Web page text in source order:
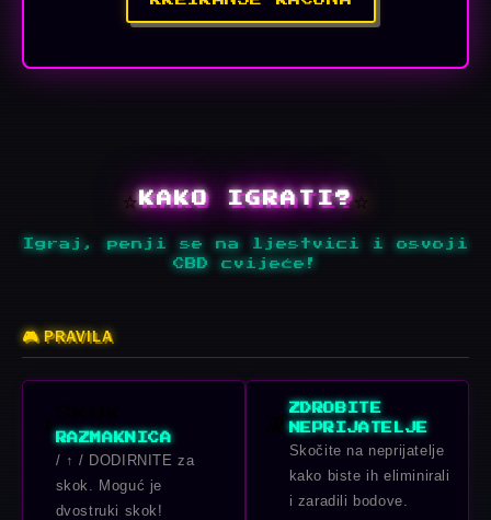
⭐KAKO IGRATI?⭐
Igraj, penji se na ljestvici i osvoji
CBD cvijeće!
🎮 PRAVILA
RAZMAKNICA
/ ↑ / DODIRNITE za
skok. Moguć je
dvostruki skok!
👾
ZDROBITE
NEPRIJATELJE
Skočite na neprijatelje
kako biste ih eliminirali
i zaradili bodove.